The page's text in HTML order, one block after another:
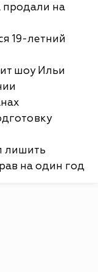
на
19-летний
шоу Ильи
лишить
на один год